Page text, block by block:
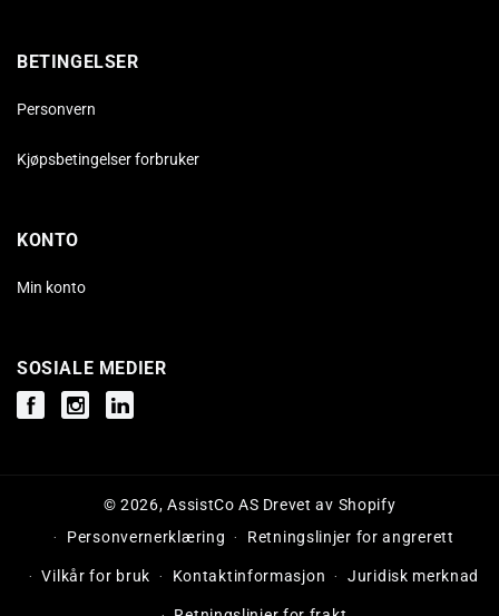
BETINGELSER
Personvern
Kjøpsbetingelser forbruker
KONTO
Min konto
SOSIALE MEDIER
FacebookInstagramInstagram
© 2026,AssistCo AS Drevet av Shopify
Personvernerklæring
Retningslinjer for angrerett
Vilkår for bruk Kontaktinformasjon Juridisk merknad